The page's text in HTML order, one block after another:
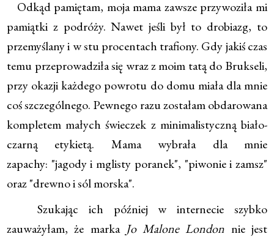
Odkąd pamiętam, moja mama zawsze przywoziła mi
pamiątki z podróży. Nawet jeśli był to drobiazg, to
przemyślany i w stu procentach trafiony. Gdy jakiś czas
temu przeprowadziła się wraz z moim tatą do Brukseli,
przy okazji każdego powrotu do domu miała dla mnie
coś szczególnego. Pewnego razu zostałam obdarowana
kompletem małych świeczek z minimalistyczną biało-
czarną etykietą. Mama wybrała dla mnie
zapachy: "jagody i mglisty poranek", "piwonie i zamsz"
oraz "drewno i sól morska".
Szukając ich później w internecie szybko
zauważyłam, że marka Jo Malone London nie jest